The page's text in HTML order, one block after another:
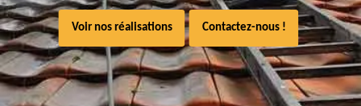
Voir nos réalisations Contactez-nous !